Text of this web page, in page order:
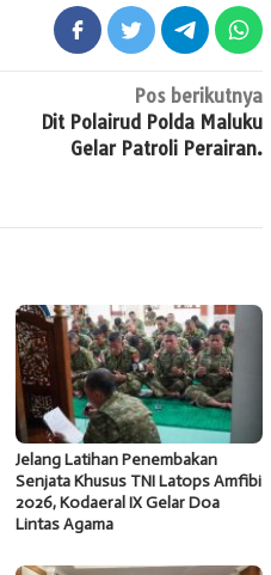
Pos berikutnya
Dit Polairud Polda Maluku
Gelar Patroli Perairan.
Jelang Latihan Penembakan
Senjata Khusus TNI Latops Amfibi
2026, Kodaeral IX Gelar Doa
Lintas Agama